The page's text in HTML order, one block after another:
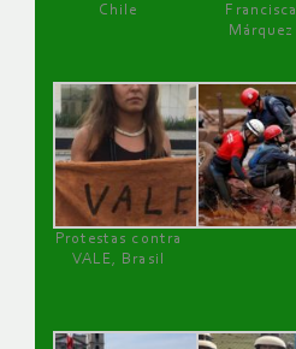
Chile
Francisca
Márquez
Protestas contra
VALE, Brasil